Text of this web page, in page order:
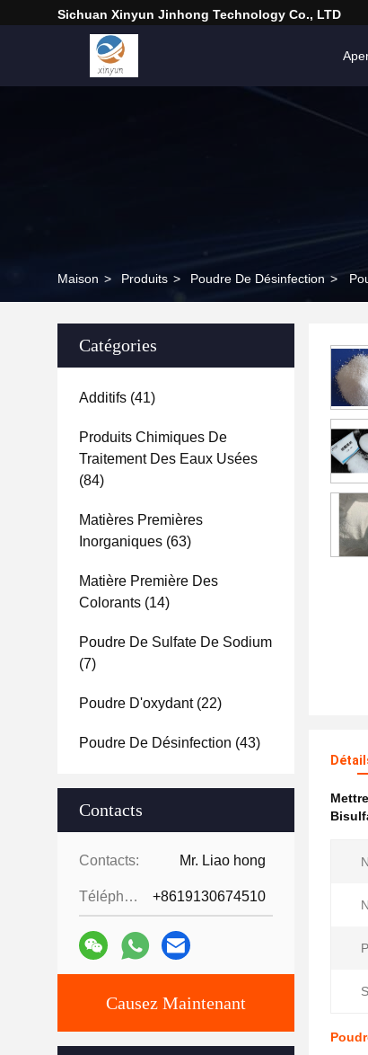
Sichuan Xinyun Jinhong Technology Co., LTD
Maison > Produits > Poudre De Désinfection >
Catégories
Additifs (41)
Produits Chimiques De
Traitement Des Eaux Usées
(84)
Matières Premières
Inorganiques (63)
Matière Première Des
Colorants (14)
Poudre De Sulfate De Sodium
(7)
Poudre D'oxydant(22)
Poudre De Désinfection (43)
Contacts
Contacts: Mr. Liao hong
Téléphone: +8619130674510
Causez Maintenant